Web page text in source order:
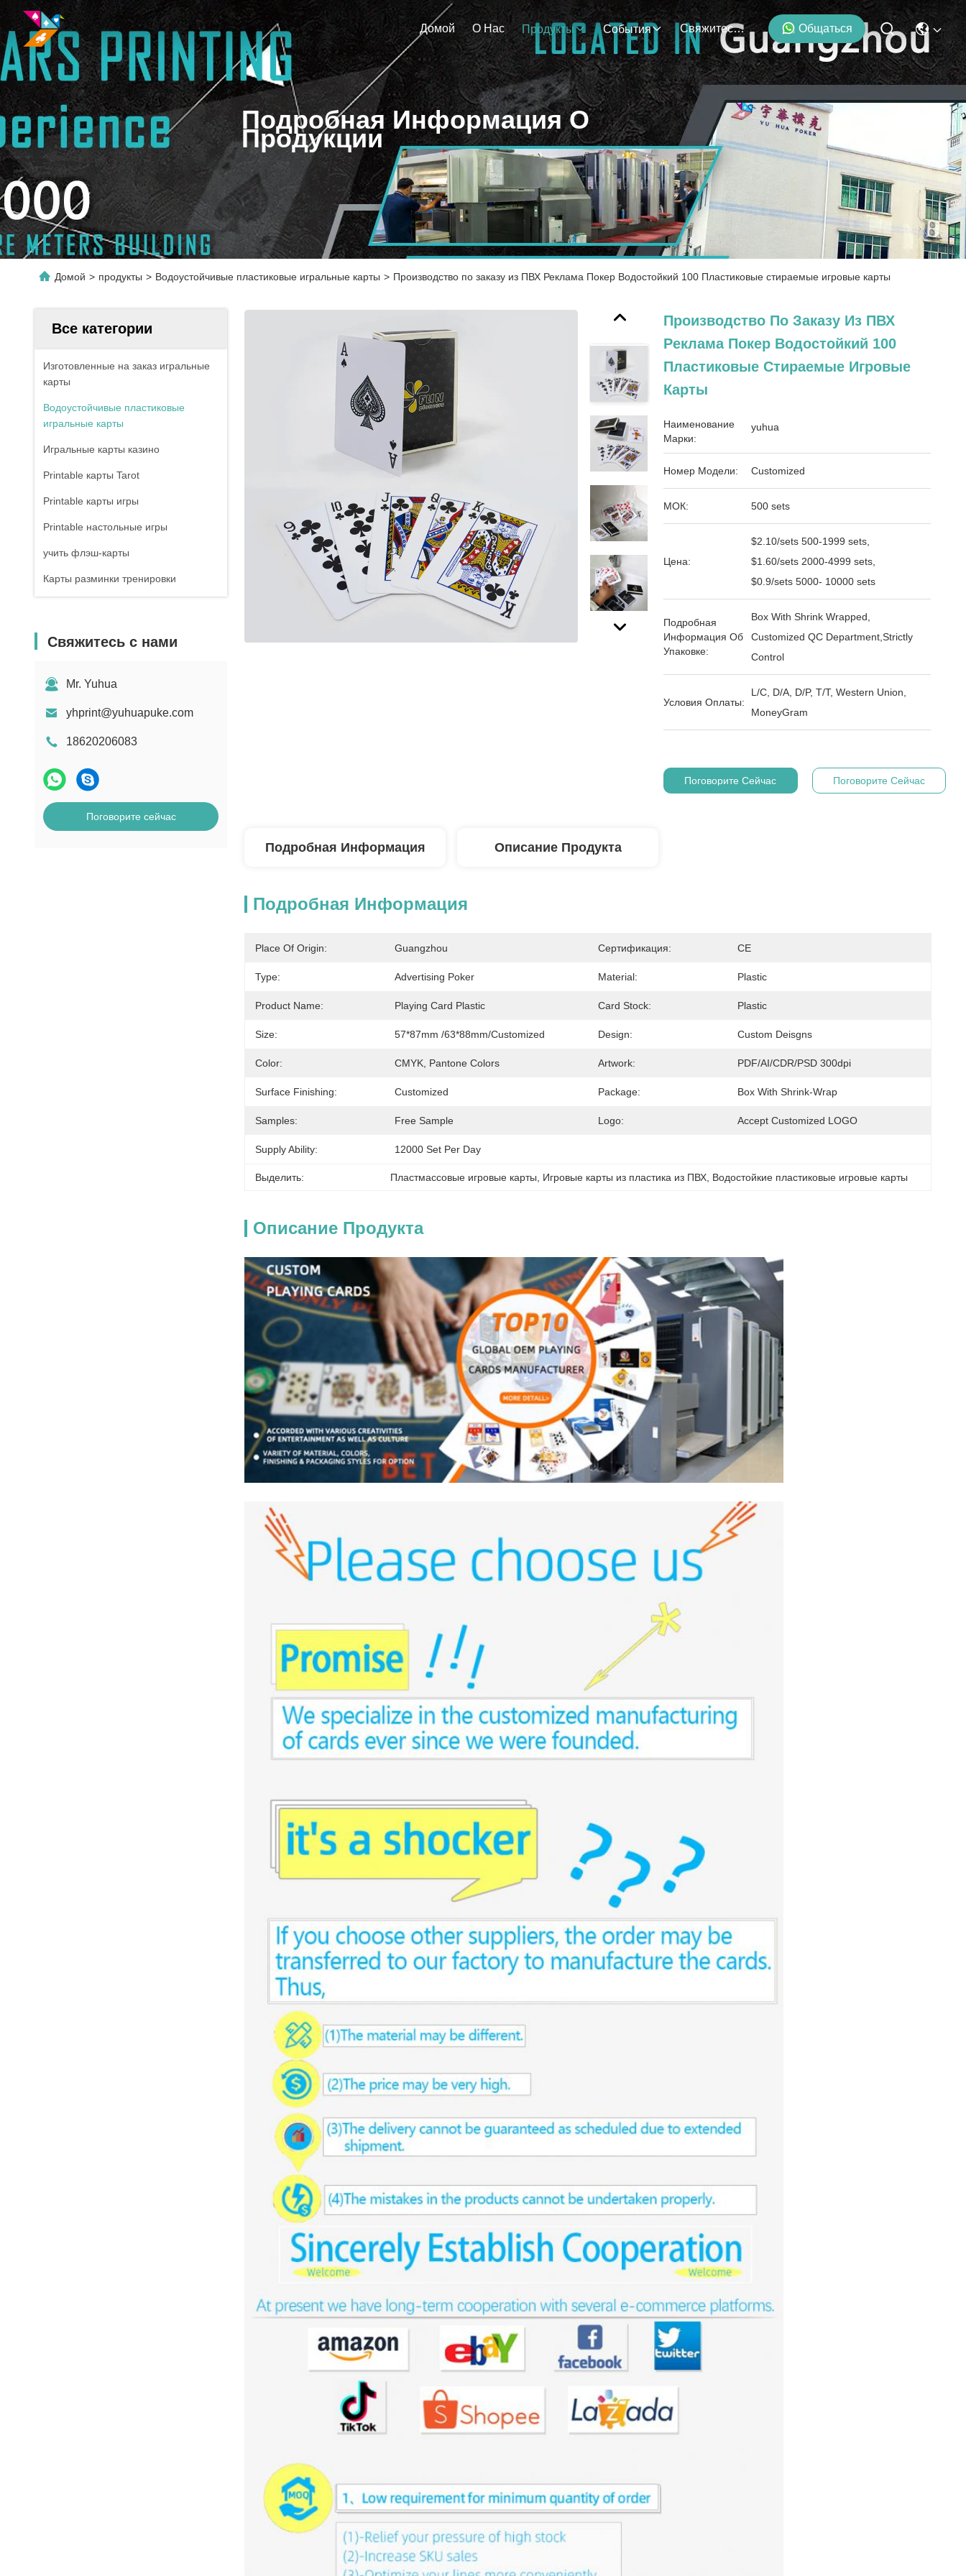
Домой О Нас Продукты События Свяжитесь С Нами Общаться
Подробная Информация О
Продукции
Домой > продукты > Водоустойчивые пластиковые игральные карты > Производство по заказу из ПВХ Реклама Покер Водостойкий 100 Пластиковые стираемые игровые карты
Все категории
Изготовленные на заказ игральные
карты
Водоустойчивые пластиковые
игральные карты
Игральные карты казино
Printable карты Tarot
Printable карты игры
Printable настольные игры
учить флэш-карты
Карты разминки тренировки
Свяжитесь с нами
Mr. Yuhua
yhprint@yuhuapuke.com
18620206083
Поговорите сейчас
Производство По Заказу Из ПВХ
Реклама Покер Водостойкий 100
Пластиковые Стираемые Игровые
Карты
Наименование
Марки:
yuhua
Номер Модели: Customized
МОК: 500 sets
Цена:
$2.10/sets 500-1999 sets,
$1.60/sets 2000-4999 sets,
$0.9/sets 5000- 10000 sets
Подробная
Информация Об
Упаковке:
Box With Shrink Wrapped,
Customized QC Department,Strictly
Control
Условия Оплаты:
L/C, D/A, D/P, T/T, Western Union,
MoneyGram
Поговорите Сейчас Поговорите Сейчас
Подробная Информация Описание Продукта
Подробная Информация
Place Of Origin: Guangzhou Сертификация: CE
Type: Advertising Poker Material: Plastic
Product Name: Playing Card Plastic Card Stock: Plastic
Size: 57*87mm /63*88mm/Customized Design: Custom Deisgns
Color: CMYK, Pantone Colors Artwork: PDF/AI/CDR/PSD 300dpi
Surface Finishing: Customized Package: Box With Shrink-Wrap
Samples: Free Sample Logo: Accept Customized LOGO
Supply Ability: 12000 Set Per Day
Выделить: Пластмассовые игровые карты Игровые карты из пластика из ПВХ Водостойкие пластиковые игровые карты
Описание Продукта